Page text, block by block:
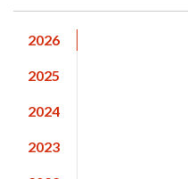
2026
2025
2024
2023